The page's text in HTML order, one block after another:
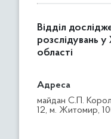
Відділ
розслідувань
області
Адреса
майдан С.П.
12, м. Житомир,